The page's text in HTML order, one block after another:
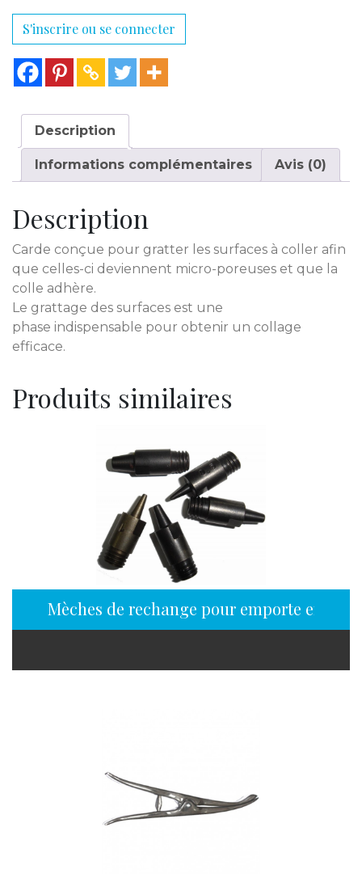
S'inscrire ou se connecter
Description
Informations complémentaires Avis (0)
Description
Carde conçue pour gratter les surfaces à coller afin
que celles-ci deviennent micro-poreuses et que la
colle adhère.
Le grattage des surfaces est une
phase indispensable pour obtenir un collage
efficace.
Produits similaires
Mèches de rechange pour emporte en